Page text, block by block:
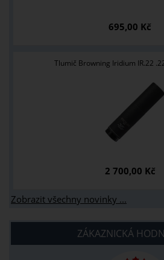
695,00 Kč
Tlumič Browning Iridium IR.22
2 700,00 Kč
Zobrazit všechny novinky ...
ZÁKAZNICKÁ